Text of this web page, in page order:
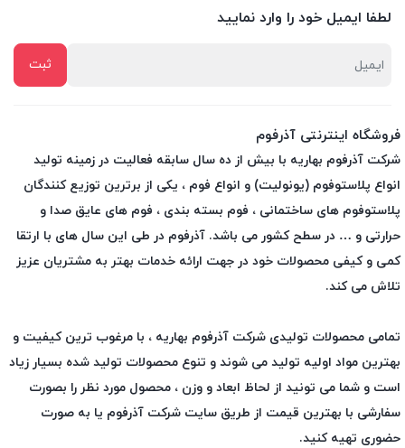
لطفا ایمیل خود را وارد نمایید
فروشگاه اینترنتی آذرفوم
شرکت آذرفوم بهاریه با بیش از ده سال سابقه فعالیت در زمینه تولید
انواع پلاستوفوم (یونولیت) و انواع فوم ، یکی از برترین توزیع کنندگان
پلاستوفوم های ساختمانی ، فوم بسته بندی ، فوم های عایق صدا و
حرارتی و … در سطح کشور می باشد. آذرفوم در طی این سال های با ارتقا
کمی و کیفی محصولات خود در جهت ارائه خدمات بهتر به مشتریان عزیز
تلاش می کند.
تمامی محصولات تولیدی شرکت آذرفوم بهاریه ، با مرغوب ترین کیفیت و
بهترین مواد اولیه تولید می شوند و تنوع محصولات تولید شده بسیار زیاد
است و شما می تونید از لحاظ ابعاد و وزن ، محصول مورد نظر را بصورت
سفارشی با بهترین قیمت از طریق سایت شرکت آذرفوم یا به صورت
حضوری تهیه کنید.